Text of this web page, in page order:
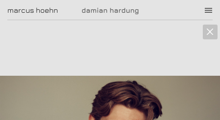
damian hardung
marcus hoehn marcus hoehn